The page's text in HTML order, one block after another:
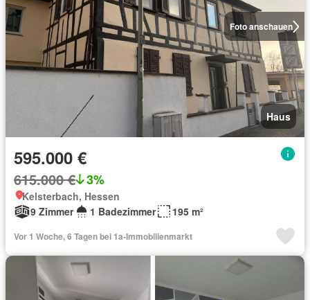
Foto anschauen
Haus
595.000 €
615.000 € 3%
Kelsterbach, Hessen
9 Zimmer
1 Badezimmer 195 m²
Vor 1 Woche, 6 Tagen bei 1a-Immobilienmarkt